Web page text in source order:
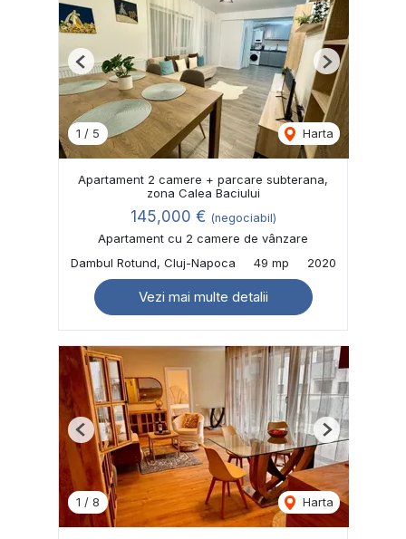
1 / 5 Harta
Previous Next
Apartament 2 camere + parcare subterana,
zona Calea Baciului
145,000 € (negociabil)
Apartament cu 2 camere de vânzare
Dambul Rotund, Cluj-Napoca
49 mp 2020
Vezi mai multe detalii
1 / 8 Harta
Previous Next